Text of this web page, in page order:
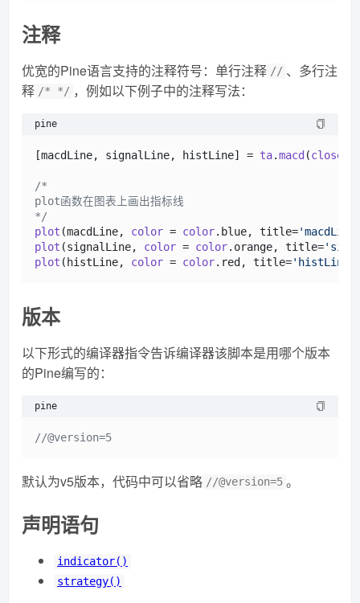
注释
优宽的Pine语言支持的注释符号：单行注释 // 、多行注
释 /* */ ，例如以下例子中的注释写法：
pine
[macdLine, signalLine, histLine] = ta.macd(close
/*
plot函数在图表上画出指标线
*/
plot (macdLine, color = color. blue, title=
plot (signalLine, color = color. orange, title=
plot (histLine, color = color. red, title='histLine'
版本
以下形式的编译器指令告诉编译器该脚本是用哪个版本
的Pine编写的：
pine
//@version=5
默认为v5版本，代码中可以省略 //@version=5 。
声明语句
indicator()
strategy()